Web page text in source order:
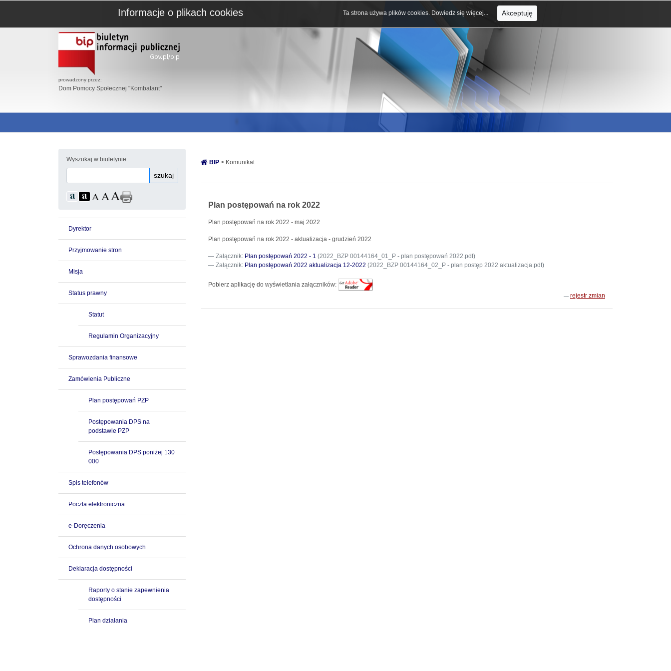
prowadzony przez:
Dom Pomocy Społecznej "Kombatant"
Wyszukaj w biuletynie:
szukaj
Dyrektor
Przyjmowanie stron
Misja
Status prawny
Statut
Regulamin Organizacyjny
Sprawozdania finansowe
Zamówienia Publiczne
Plan postępowań PZP
Postępowania DPS na
podstawie PZP
Postępowania DPS poniżej 130
000
Spis telefonów
Poczta elektroniczna
e-Doręczenia
Ochrona danych osobowych
Deklaracja dostępności
Raporty o stanie zapewnienia
dostępności
Plan działania
BIP > Komunikat
Plan postępowań na rok 2022
Plan postępowań na rok 2022 - maj 2022
Plan postępowań na rok 2022 - aktualizacja - grudzień 2022
Załącznik: Plan postępowań 2022 - 1 (2022_BZP 00144164_01_P - plan postępowań 2022.pdf)
Załącznik: Plan postępowań 2022 aktualizacja 12-2022 (2022_BZP 00144164_02_P - plan postęp 2022 aktualizacja.pdf)
Pobierz aplikację do wyświetlania załączników:
rejestr zmian
Informacje o plikach cookies Ta strona używa plików cookies. Dowiedz się więcej... Akceptuję